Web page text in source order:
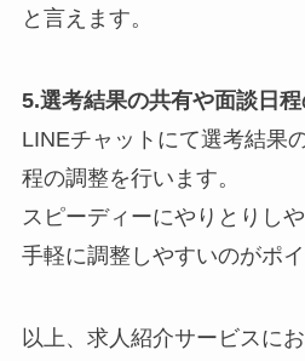
と言えます。
5.選考結果の共有や面談日
LINEチャットにて選考結果
程の調整を行います。
スピーディーにやりとりし
手軽に調整しやすいのがポイ
以上、求人紹介サービスに